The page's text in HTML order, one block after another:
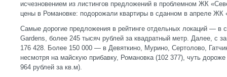
исчезновением из листингов предложений в проблемном ЖК
цены в Романовке: подорожали квартиры в сданном в апреле ЖК
Самые дорогие предложения в рейтинге отдельных локаций — в
Gardens, более 245 тысяч рублей за квадратный метр. Далее, с
176 428. Более 150 000 — в Девяткино, Мурино, Сертолово,
несмотря на майскую прибавку, Романовка (102 377), чуть
964 рублей за кв.м).